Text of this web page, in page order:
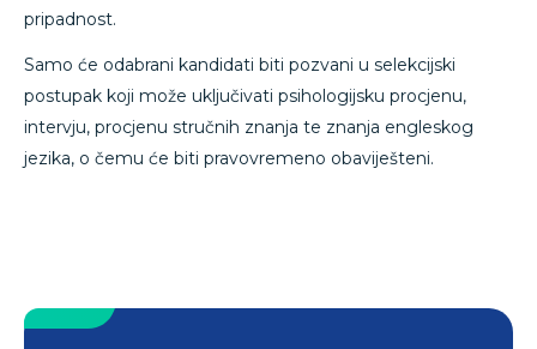
pripadnost.
Samo će odabrani kandidati biti pozvani u selekcijski
postupak koji može uključivati psihologijsku procjenu,
intervju, procjenu stručnih znanja te znanja engleskog
jezika, o čemu će biti pravovremeno obaviješteni.